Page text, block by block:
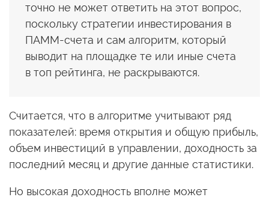
точно не может ответить на этот вопрос,
поскольку стратегии инвестирования в
ПАММ-счета и сам алгоритм, который
выводит на площадке те или иные счета
в топ рейтинга, не раскрываются.
Считается, что в алгоритме учитывают ряд
показателей: время открытия и общую прибыль,
объем инвестиций в управлении, доходность за
последний месяц и другие данные статистики.
Но высокая доходность вполне может